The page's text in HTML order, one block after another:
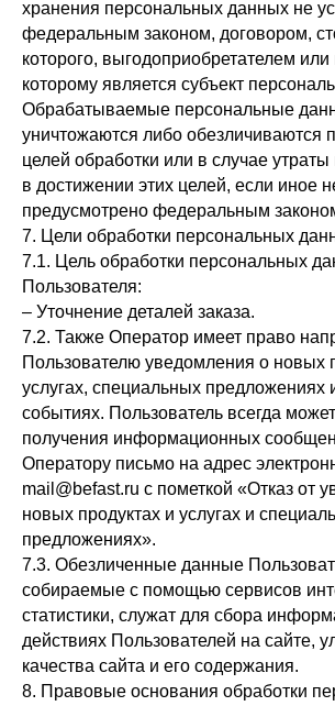
хранения персональных данных не
федеральным законом, договором,
которого, выгодоприобретателем
которому является субъект
Обрабатываемые персональные
уничтожаются либо обезличиваются
целей обработки или в случае
в достижении этих целей, если иное
предусмотрено федеральным
7. Цели обработки персональных
7.1. Цель обработки персональных
Пользователя:
– Уточнение деталей заказа.
7.2. Также Оператор имеет право
Пользователю уведомления о новых
услугах, специальных предложениях
событиях. Пользователь всегда может
получения информационных
Оператору письмо на адрес
mail@befast.ru с пометкой «Отказ от
новых продуктах и услугах и
предложениях».
7.3. Обезличенные данные
собираемые с помощью сервисов
статистики, служат для сбора
действиях Пользователей на сайте,
качества сайта и его содержания.
8. Правовые основания обработки